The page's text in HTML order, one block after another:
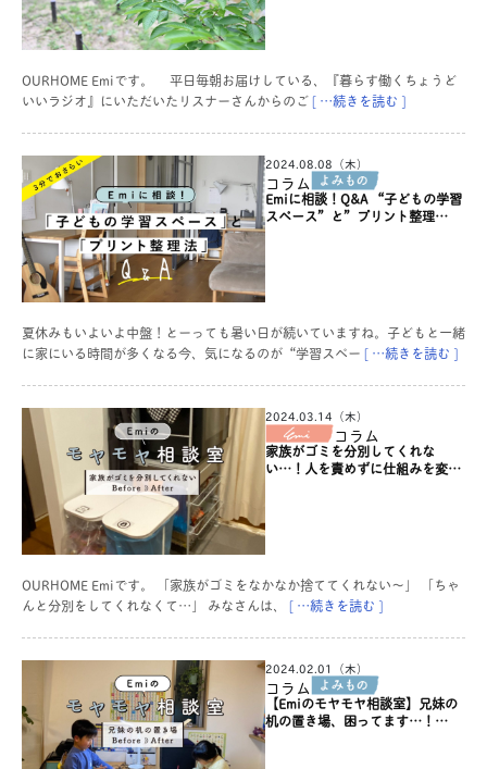
OURHOME Emiです。 平日毎朝お届けしている、『暮らす働くちょうど
いいラジオ』にいただいたリスナーさんからのご[ …続きを読む ]
2024.08.08（木）
コラム
Emiに相談！Q&A “子どもの学習
スペース”と”プリント整理
夏休みもいよいよ中盤！とーっても暑い日が続いていますね。子どもと一緒
に家にいる時間が多くなる今、気になるのが“学習スペー [ …続きを読む ]
2024.03.14（木）
コラム
家族がゴミを分別してくれな
い…！人を責めずに仕組みを変え
OURHOME Emiです。 「家族がゴミをなかなか捨ててくれない〜」 「ちゃ
んと分別をしてくれなくて…」 みなさんは、
[ …続きを読む ]
2024.02.01（木）
コラム
【Emiのモヤモヤ相談室】兄妹の
机の置き場、困ってます…！